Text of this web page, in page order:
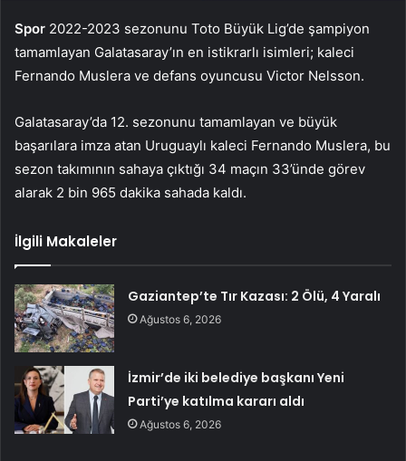
Spor 2022-2023 sezonunu Toto Büyük Lig’de şampiyon
tamamlayan Galatasaray’ın en istikrarlı isimleri; kaleci
Fernando Muslera ve defans oyuncusu Victor Nelsson.
Galatasaray’da 12. sezonunu tamamlayan ve büyük
başarılara imza atan Uruguaylı kaleci Fernando Muslera, bu
sezon takımının sahaya çıktığı 34 maçın 33’ünde görev
alarak 2 bin 965 dakika sahada kaldı.
İlgili Makaleler
Gaziantep’te Tır Kazası: 2 Ölü, 4 Yaralı
Ağustos 6, 2026
İzmir’de iki belediye başkanı Yeni
Parti’ye katılma kararı aldı
Ağustos 6, 2026